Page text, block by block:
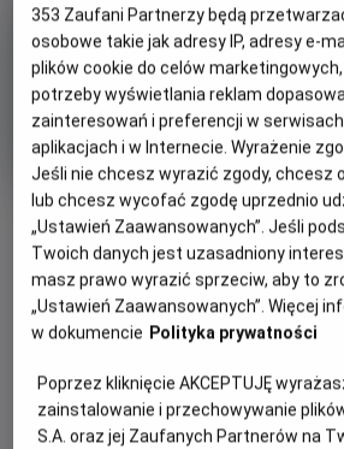
DUBBING WERSJA
OBSERWUJ
Bazhannya - UA
Oryginalny
tytuł
Wish Gatunek
Animowany
6 lat
Czas
trwania
95 min
Kraj
i
rok
produkcji
USA
PREMIERA
24 listopada 2023
REŻYSERIA
Кріс Бак
SCENARIUSZ
Кріс Бак
OBSADA
WIĘCEJ
OPIS FILMU
Історія розповідає про кмітливу
353 Zaufani Partnerzy będą
osobowe takie jak adresy IP, adresy e-
plików cookie do celów
potrzeby wyświetlania reklam
zainteresowań i preferencji w serwisach
aplikacjach i w Internecie. Wyrażenie
Jeśli nie chcesz wyrazić zgody, chcesz
lub chcesz wycofać zgodę uprzednio
„Ustawień Zaawansowanych”. Jeśli
Twoich danych jest uzasadniony
masz prawo wyrazić sprzeciw, aby to
„Ustawień Zaawansowanych”. Więcej
w dokumencie Polityka prywatności
Poprzez kliknięcie AKCEPTUJĘ
zainstalowanie i przechowywanie
S.A. oraz jej Zaufanych Partnerów na